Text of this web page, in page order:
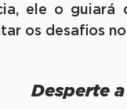
ele o
os desafios
Desperte